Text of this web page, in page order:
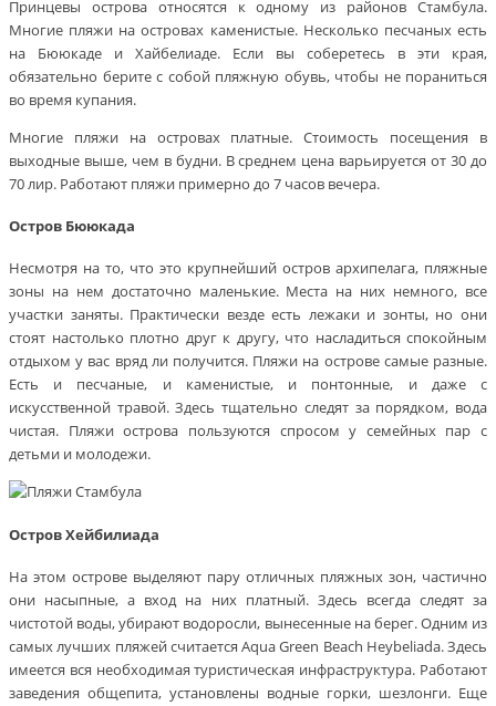
Принцевы острова относятся к одному из районов Стамбула.
Многие пляжи на островах каменистые. Несколько песчаных есть
на Бююкаде и Хайбелиаде. Если вы соберетесь в эти края,
обязательно берите с собой пляжную обувь, чтобы не пораниться
во время купания.
Многие пляжи на островах платные. Стоимость посещения в
выходные выше, чем в будни. В среднем цена варьируется от 30 до
70 лир. Работают пляжи примерно до 7 часов вечера.
Остров Бююкада
Несмотря на то, что это крупнейший остров архипелага, пляжные
зоны на нем достаточно маленькие. Места на них немного, все
участки заняты. Практически везде есть лежаки и зонты, но они
стоят настолько плотно друг к другу, что насладиться спокойным
отдыхом у вас вряд ли получится. Пляжи на острове самые разные.
Есть и песчаные, и каменистые, и понтонные, и даже с
искусственной травой. Здесь тщательно следят за порядком, вода
чистая. Пляжи острова пользуются спросом у семейных пар с
детьми и молодежи.
Остров Хейбилиада
На этом острове выделяют пару отличных пляжных зон, частично
они насыпные, а вход на них платный. Здесь всегда следят за
чистотой воды, убирают водоросли, вынесенные на берег. Одним из
самых лучших пляжей считается Aqua Green Beach Heybeliada. Здесь
имеется вся необходимая туристическая инфраструктура. Работают
заведения общепита, установлены водные горки, шезлонги. Еще